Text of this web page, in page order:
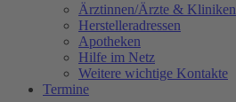
Ärztinnen/Ärzte & Kliniken
Herstelleradressen
Apotheken
Hilfe im Netz
Weitere wichtige Kontakte
Termine